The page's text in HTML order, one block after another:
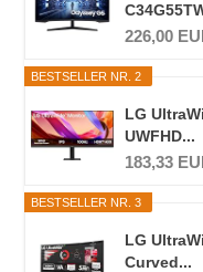
226,00
BESTSELLER NR. 2
LG
UWFHD...
183,33
BESTSELLER NR. 3
LG
Curved...